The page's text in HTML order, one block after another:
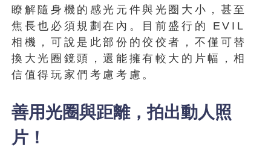
瞭解隨身機的感光元件與光圈大小，甚至
焦長也必須規劃在內。目前盛行的 EVIL
相機，可說是此部份的佼佼者，不僅可替
換大光圈鏡頭，還能擁有較大的片幅，相
信值得玩家們考慮考慮。
善用光圈與距離，拍出動人照
片！